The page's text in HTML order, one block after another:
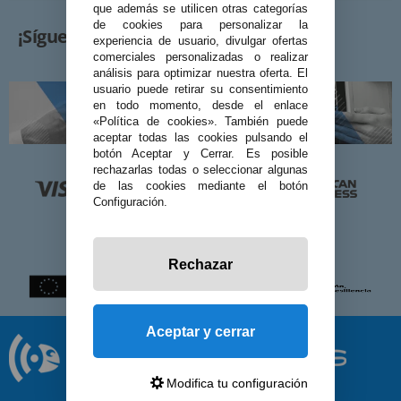
¡Síguenos!
© 2026 Preciosadictos.com
que además se utilicen otras categorías
de cookies para personalizar la
experiencia de usuario, divulgar ofertas
comerciales personalizadas o realizar
análisis para optimizar nuestra oferta. El
usuario puede retirar su consentimiento
en todo momento, desde el enlace
«Política de cookies». También puede
aceptar todas las cookies pulsando el
botón Aceptar y Cerrar. Es posible
rechazarlas todas o seleccionar algunas
de las cookies mediante el botón
Configuración.
Rechazar
Aceptar y cerrar
Modifica tu configuración